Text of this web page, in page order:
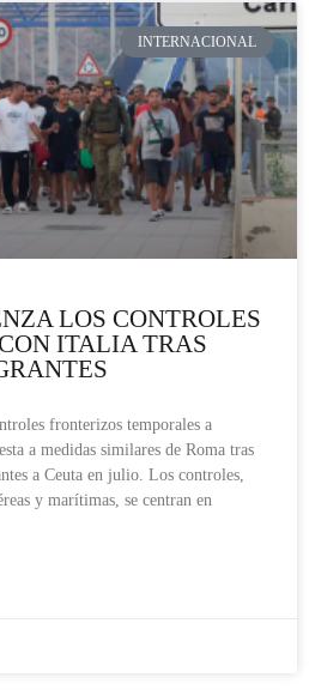
INTERNACIONAL
LOS CONTROLES
ITALIA TRAS
fronterizos temporales a
a medidas similares de Roma tras
a Ceuta en julio. Los controles,
y marítimas, se centran en